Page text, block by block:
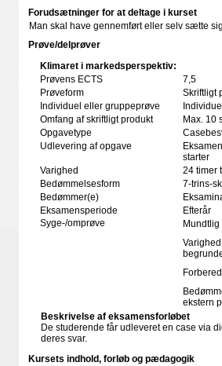
Forudsætninger for at deltage i kurset
Man skal have gennemført eller selv sætte
Prøve/delprøver
Klimaret i markedsperspektiv:
Prøvens ECTS
7,5
Prøveform
Skriftligt
Individuel eller gruppeprøve
Omfang af skriftligt produkt
Max. 10
Opgavetype
Udlevering af opgave
starter
Varighed
24 timer
Bedømmelsesform
7-trins-
Bedømmer(e)
Eksamensperiode
Efterår
Syge-/omprøve
ekstern
Beskrivelse af eksamensforløbet
De studerende får udleveret en case via
deres svar.
Kursets indhold, forløb og pædagogik